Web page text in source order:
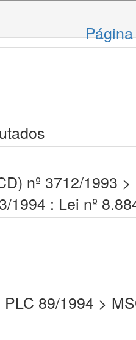
nº 3712/1993
1994 : Lei nº
89/1994 >